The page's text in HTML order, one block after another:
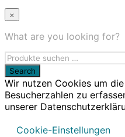
×
What are you looking for?
Wir nutzen Cookies um
Besucherzahlen zu
unserer
Cookie-Einstellungen